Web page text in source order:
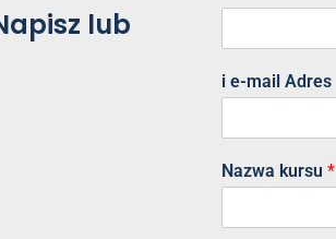
lub
i e-mail Adres
Nazwa kursu *